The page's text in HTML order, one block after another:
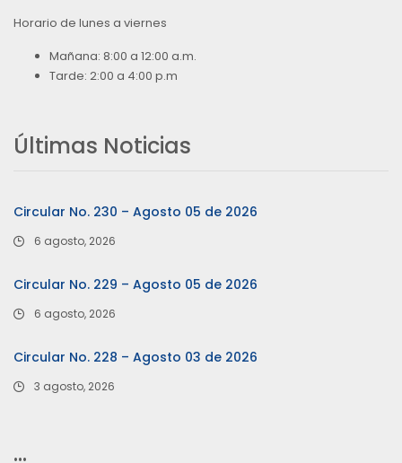
Horario de lunes a viernes
Mañana: 8:00 a 12:00 a.m.
Tarde: 2:00 a 4:00 p.m
Últimas Noticias
Circular No. 230 – Agosto 05 de 2026
6 agosto, 2026
Circular No. 229 – Agosto 05 de 2026
6 agosto, 2026
Circular No. 228 – Agosto 03 de 2026
3 agosto, 2026
…